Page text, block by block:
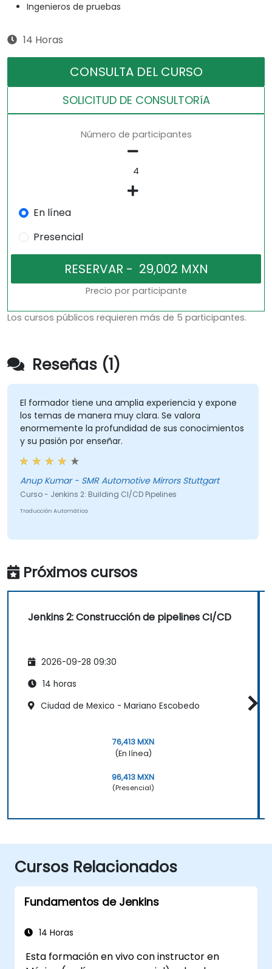
Ingenieros de pruebas
14 Horas
CONSULTA DEL CURSO
SOLICITUD DE CONSULTORíA
Número de participantes
En línea
Presencial
Precio por participante
Los cursos públicos requieren más de 5 participantes.
Reseñas (1)
El formador tiene una amplia experiencia y expone
los temas de manera muy clara. Se valora
enormemente la profundidad de sus conocimientos
y su pasión por enseñar.
Anup Kumar - SMR Automotive Mirrors Stuttgart
Curso - Jenkins 2: Building CI/CD Pipelines
Traducción Automática
Próximos cursos
Jenkins 2: Construcción de pipelines CI/CD
2026-09-28 09:30
14 horas
Ciudad de Mexico - Mariano Escobedo
76,413 MXN
(En línea)
96,413 MXN
(Presencial)
Cursos Relacionados
Fundamentos de Jenkins
14 Horas
Esta formación en vivo con instructor en